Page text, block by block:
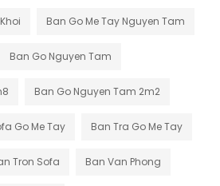
Ban Go Me Tay Nguyen Tam
Ban Go Nguyen Tam
Ban Go Nguyen Tam 2m2
Go Me Tay Ban Tra Go Me Tay
Tron Sofa Ban Van Phong